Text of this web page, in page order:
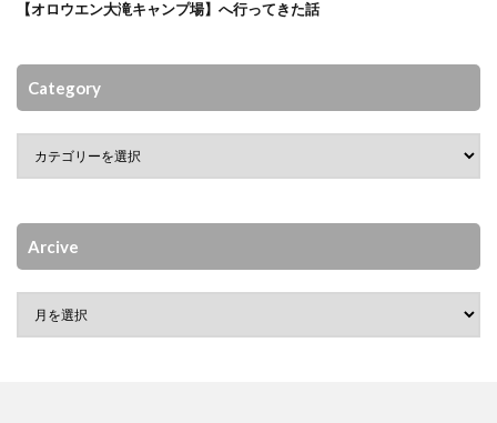
【オロウエン大滝キャンプ場】へ行ってきた話
Category
Arcive